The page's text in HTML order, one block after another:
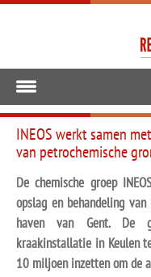
INEOS werkt samen
van petrochemische
De chemische groep
opslag en behandeling
haven van Gent. De
kraakinstallatie in Keulen
10 miljoen inzetten om de